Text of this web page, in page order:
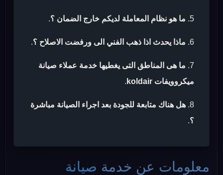
ما هو نظام المعاملة لديكم خارج الضمان ؟.
ماذا يحدث اذا ذهب الفني الى ورفضت الاصلاح ؟.
ما هى المناطق التى يغطيها خدمة عملاء صيانة
ميكروويفات koldair
.
هل هناك متابعة للجودة بعد اجراء الصيانة مباشرة
؟.
معلومات عن خدمة صيانة